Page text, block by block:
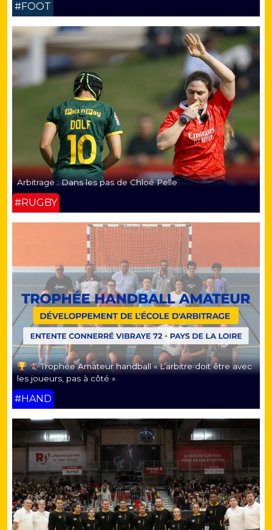
#FOOT
Arbitrage : Dans les pas de Chloé Pelle
#RUGBY
Trophée Amateur handball « L’arbitre doit être avec
les joueurs, pas à côté »
#HAND